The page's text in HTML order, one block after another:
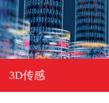
3D传感